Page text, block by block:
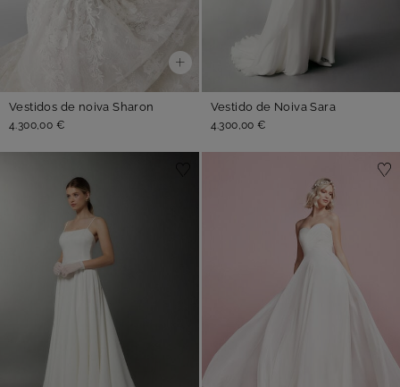
Vestidos de noiva Sharon
4.300,00 €
Vestido de Noiva Sara
4.300,00 €